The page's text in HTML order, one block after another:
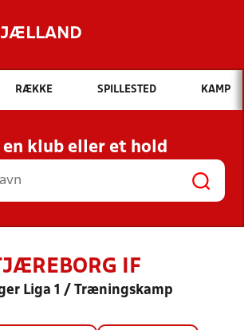
Hvad vil du søge efter?
INDHOLD OG NYHEDER
RESULTATER, KLUBBER OG
HOLD
RÆKKE SPILLESTED KAMP
en klub eller et hold
IF
Liga 1 / Træningskamp